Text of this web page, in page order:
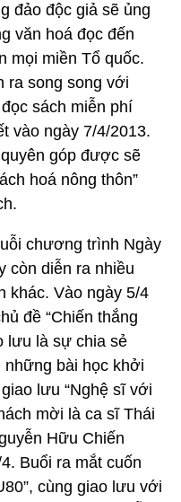
đảo độc giả sẽ ủng
văn hoá đọc đến
mọi miền Tổ quốc.
ra song song với
sách miễn phí
vào ngày 7/4/2013.
góp được sẽ
hoá nông thôn”
chương trình Ngày
còn diễn ra nhiều
khác. Vào ngày 5/4
đề “Chiến thắng
lưu là sự chia sẻ
những bài học khởi
lưu “Nghệ sĩ với
mời là ca sĩ Thái
Hữu Chiến
Buổi ra mắt cuốn
cùng giao lưu với